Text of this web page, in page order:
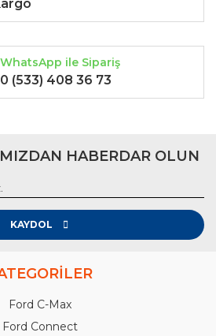
Gönder
WhatsApp ile Sipariş
0 (533) 408 36 73
HABERDAR OLUN
KAYDOL
Ford C-Max
Ford Connect